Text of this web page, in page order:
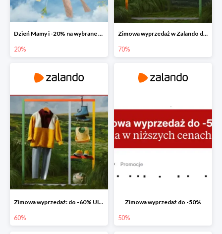
Dzień Mamy i -20% na wybrane produkty
20%
Zimowa wyprzedaż w Zalando do -70%
70%
Zimowa wyprzedaż: do -60% Ulubione marki teraz jeszcze taniej
60%
Zimowa wyprzedaż do -50%
50%